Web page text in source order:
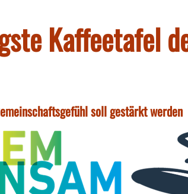
Kaffeetafel
soll gestärkt werden